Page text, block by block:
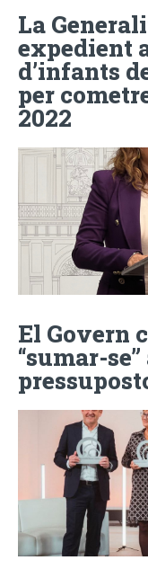
La
expedient
d’infants
per
2022
El Govern
“sumar-